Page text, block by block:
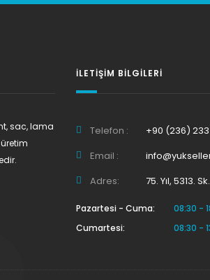
sac, lama
İLETIŞIM BILGILERI
Telefon :
+90 (236) 233
Email :
Adres:
75. Yıl, 5313.
Pazartesi - Cuma:
08:30 -
Cumartesi:
08:30 -